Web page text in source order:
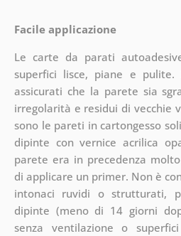
Facile applicazione
Le carte da parati
superfici lisce, piane e pulite.
assicurati che la parete sia
irregolarità e residui di vecchie
sono le pareti in cartongesso
dipinte con vernice acrilica
parete era in precedenza
di applicare un primer. Non è
intonaci ruvidi o strutturati,
dipinte (meno di 14 giorni
senza ventilazione o